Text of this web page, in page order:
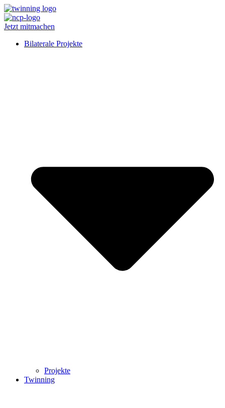
Jetzt mitmachen
Bilaterale Projekte
Projekte
Twinning